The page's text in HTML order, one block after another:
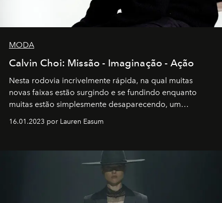
MODA
Calvin Choi: Missão - Imaginação - Ação
Nesta rodovia incrivelmente rápida, na qual muitas
novas faixas estão surgindo e se fundindo enquanto
muitas estão simplesmente desaparecendo, um
transportador AMTD abrindo caminho para muitos
por propósitos, com um claro senso de missão na vida e
16.01.2023 por Lauren Easum